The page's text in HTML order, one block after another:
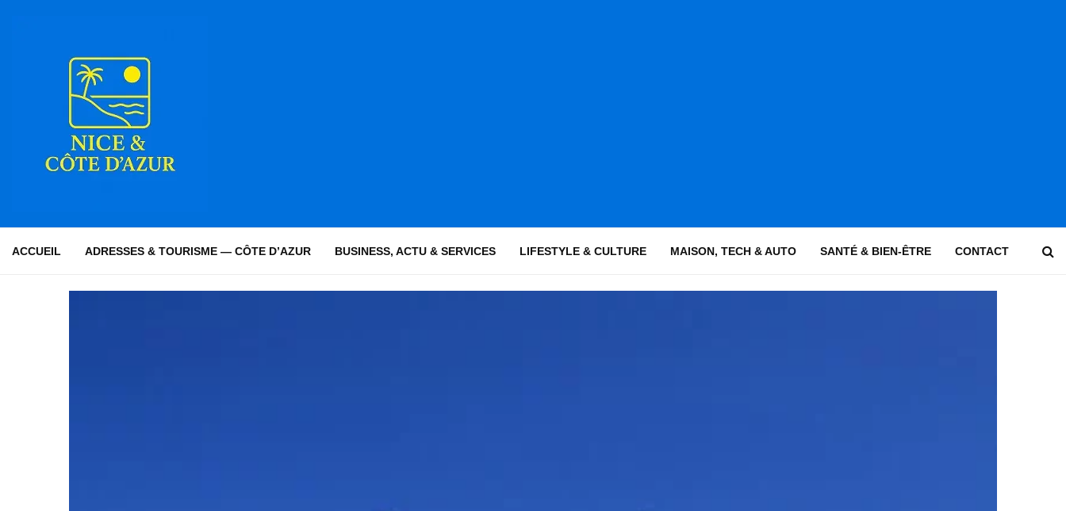
ACCUEIL ADRESSES & TOURISME — CÔTE D’AZUR BUSINESS, ACTU & SERVICES LIFESTYLE & CULTURE MAISON, TECH & AUTO SANTÉ & BIEN-ÊTRE CONTACT